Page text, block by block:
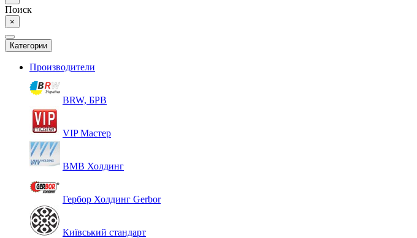
Поиск
×
Категории
Производители
BRW, БРВ
VIP Мастер
ВМВ Холдинг
Гербор Холдинг Gerbor
Київський стандарт